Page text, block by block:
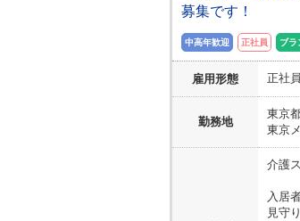
募集です！
中高年歓迎 正社員 ブラ
雇用形態 正社員
勤務地
東京
東京
介護
入居
見守り